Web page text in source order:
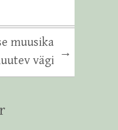
muusika
vägi
→